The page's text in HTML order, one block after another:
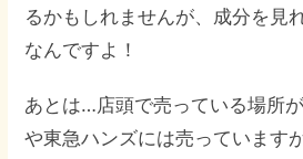
るかもしれませんが、成分を見
なんですよ！
あとは…店頭で売っている場所
や東急ハンズには売っています